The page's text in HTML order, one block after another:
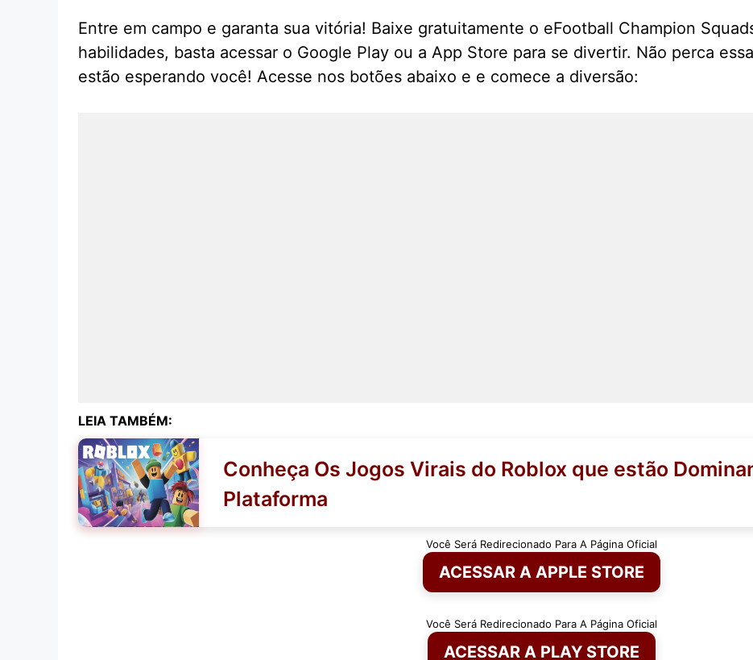
Entre em campo e garanta sua vitória! Baixe gratuitamente o eFootball Champion
habilidades, basta acessar o Google Play ou a App Store para se divertir. Não perca
estão esperando você! Acesse nos botões abaixo e e comece a diversão:
LEIA TAMBÉM:
Conheça Os Jogos Virais do Roblox que estão
Plataforma
Você Será Redirecionado Para A Página Oficial
ACESSAR A APPLE STORE
Você Será Redirecionado Para A Página Oficial
ACESSAR A PLAY STORE